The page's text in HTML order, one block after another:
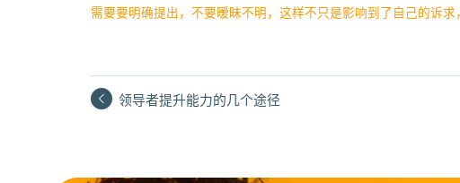
需要要明确提出，不要暧昧不明，这样不只是影响到了自己的诉
领导者提升能力的几个途径